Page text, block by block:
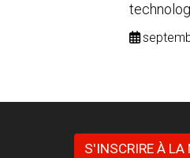
S'INSCRIRE À LA